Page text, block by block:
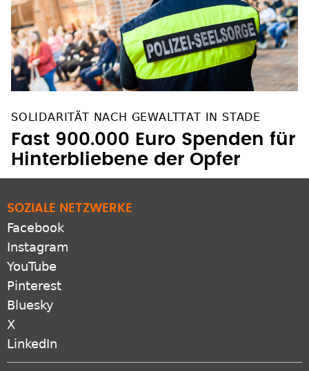
SOLIDARITÄT NACH GEWALTTAT IN STADE
Fast 900.000 Euro Spenden für
Hinterbliebene der Opfer
SOZIALE NETZWERKE
Facebook
Instagram
YouTube
Pinterest
Bluesky
X
LinkedIn